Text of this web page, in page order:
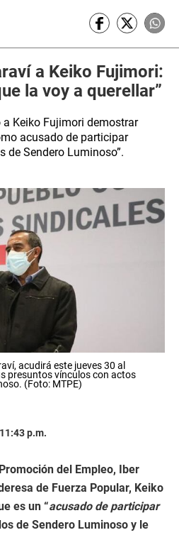
a Keiko Fujimori:
la voy a querellar”
Keiko Fujimori demostrar
acusado de participar
de Sendero Luminoso”.
acudirá este jueves 30 al
presuntos vínculos con actos
(Foto: MTPE)
p.m.
del Empleo, Iber
de Fuerza Popular, Keiko
es un “acusado de participar
de Sendero Luminoso y le